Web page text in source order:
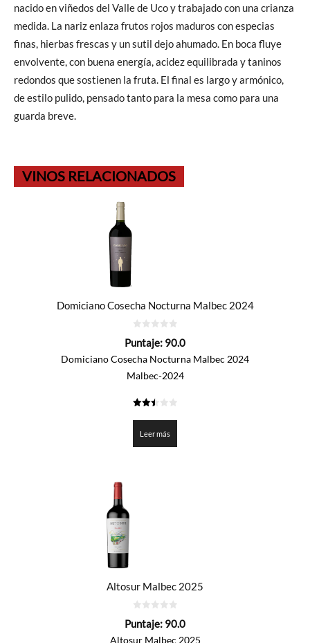
nacido en viñedos del Valle de Uco y trabajado con una crianza
medida. La nariz enlaza frutos rojos maduros con especias
finas, hierbas frescas y un sutil dejo ahumado. En boca fluye
envolvente, con buena energía, acidez equilibrada y taninos
redondos que sostienen la fruta. El final es largo y armónico,
de estilo pulido, pensado tanto para la mesa como para una
guarda breve.
VINOS RELACIONADOS
Domiciano Cosecha Nocturna Malbec 2024
de
Puntaje: 90.0
Domiciano Cosecha Nocturna Malbec 2024
Malbec-2024
de 5
Leer más
Altosur Malbec 2025
de
Puntaje: 90.0
Altosur Malbec 2025